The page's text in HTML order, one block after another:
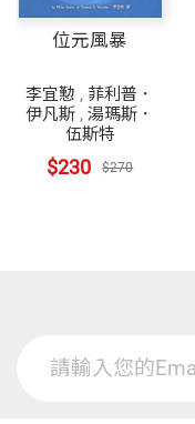
位元風暴
李宜懃 , 菲利普．
伊凡斯 ,湯瑪斯．
伍斯特
$230 $270